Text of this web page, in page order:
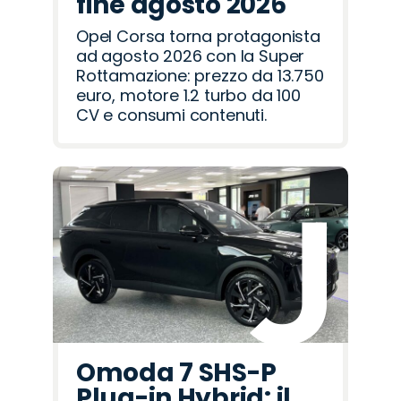
Opel Corsa torna protagonista
ad agosto 2026 con la Super
Rottamazione: prezzo da 13.750
euro, motore 1.2 turbo da 100
CV e consumi contenuti.
Omoda 7 SHS-P